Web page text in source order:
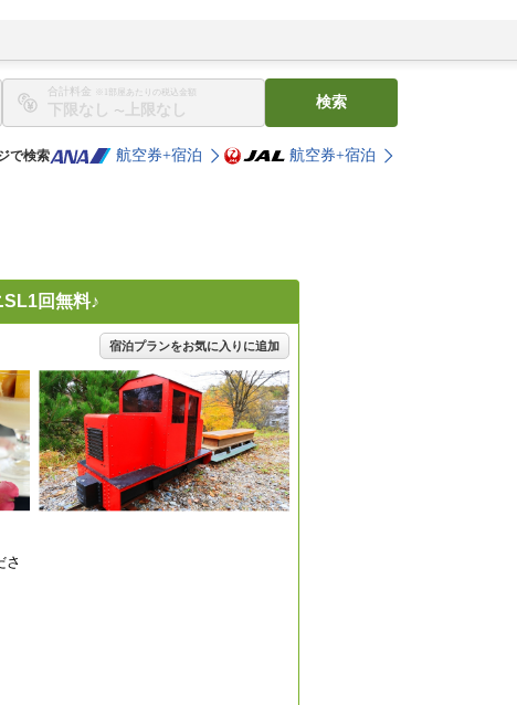
合計料金 ※1部屋あたりの税込金額
〜
検索
で検索 航空券+宿泊 航空券+宿泊
回無料♪
宿泊プランをお気に入りに追加
さ